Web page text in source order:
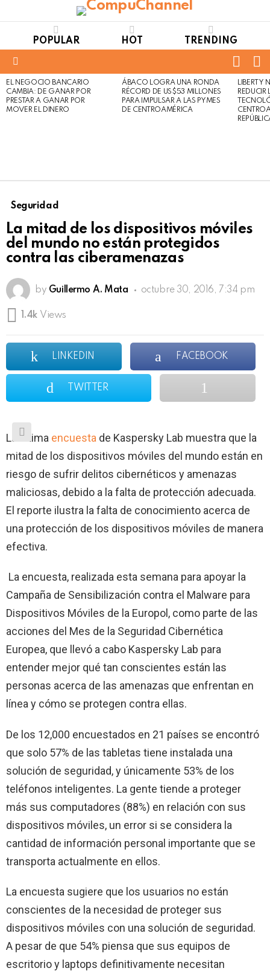
POPULAR HOT TRENDING
LATEST
STORIES
EL NEGOCIO BANCARIO
CAMBIA: DE GANAR POR
PRESTAR A GANAR POR
MOVER EL DINERO
Not
Safe
For
Click
to
view
ÁBACO LOGRA UNA RONDA
RÉCORD DE US$53 MILLONES
PARA IMPULSAR A LAS PYMES
DE CENTROAMÉRICA
LIBERTY
REDUCIR
Seguridad
La mitad de los dispositivos móviles
del mundo no están protegidos
contra las ciberamenazas
by Guillermo A. Mata octubre 30, 2016, 7:34 pm
1.4k Views
LINKEDIN FACEBOOK
TWITTER
La última encuesta de Kaspersky Lab muestra que la
mitad de los dispositivos móviles del mundo están en
riesgo de sufrir delitos cibernéticos y amenazas
maliciosas, debido a la falta de protección adecuada.
El reporte ilustra la falta de conocimiento acerca de
una protección de los dispositivos móviles de manera
efectiva.
La encuesta, realizada esta semana para apoyar la
Campaña de Sensibilización contra el Malware para
Dispositivos Móviles de la Europol, como parte de las
acciones del Mes de la Seguridad Cibernética
Europea, que llevó a cabo Kaspersky Lab para
entender mejor qué tan conscientes están las
personas acerca de las amenazas que enfrentan en
línea y cómo se protegen contra ellas.
De los 12,000 encuestados en 21 países se encontró
que solo 57% de las tabletas tiene instalada una
solución de seguridad, y únicamente 53% de los
teléfonos inteligentes. La gente tiende a proteger
más sus computadores (88%) en relación con sus
dispositivos móviles, un error si se considera la
cantidad de información personal importante que se
transporta actualmente en ellos.
La encuesta sugiere que los usuarios no están
conscientes de la necesidad de proteger sus
dispositivos móviles con una solución de seguridad.
A pesar de que 54% piensa que sus equipos de
escritorio y laptops definitivamente necesitan